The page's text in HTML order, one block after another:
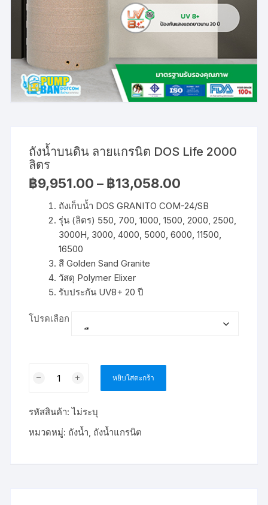
ถังน้ำบนดิน ลายแกรนิต DOS Life 2000
ลิตร
฿9,951.00 – ฿13,058.00
through
฿13,058.00
ถังเก็บน้ำ DOS GRANITO COM-24/SB
รุ่น (ลิตร) 550, 700, 1000, 1500, 2000, 2500,
3000H, 3000, 4000, 5000, 6000, 11500,
16500
สี Golden Sand Granite
วัสดุ Polymer Elixer
รับประกัน UV8+ 20 ปี
โปรดเลือก
บน
หยิบใส่ตะกร้า
รหัสสินค้า:ไม่ระบุ
หมวดหมู่: ถังน้ำ, ถังน้ำแกรนิต